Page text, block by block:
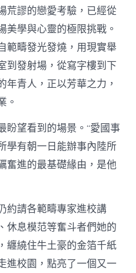
荒謬的戀愛考驗，已經從
美學與心靈的極限挑戰。
範疇發光發燒，用現實舉
到發射場，從寫字樓到下
年青人，正以芳華之力，
。
盼望看到的場景。“愛國事
學有朝一日能辦事內陸所
奮進的最基礎緣由，是他
約請各範疇專家進校講
休息模范等奮斗者們她的
纏繞住牛土豪的金箔千紙
進校園，點亮了一個又一